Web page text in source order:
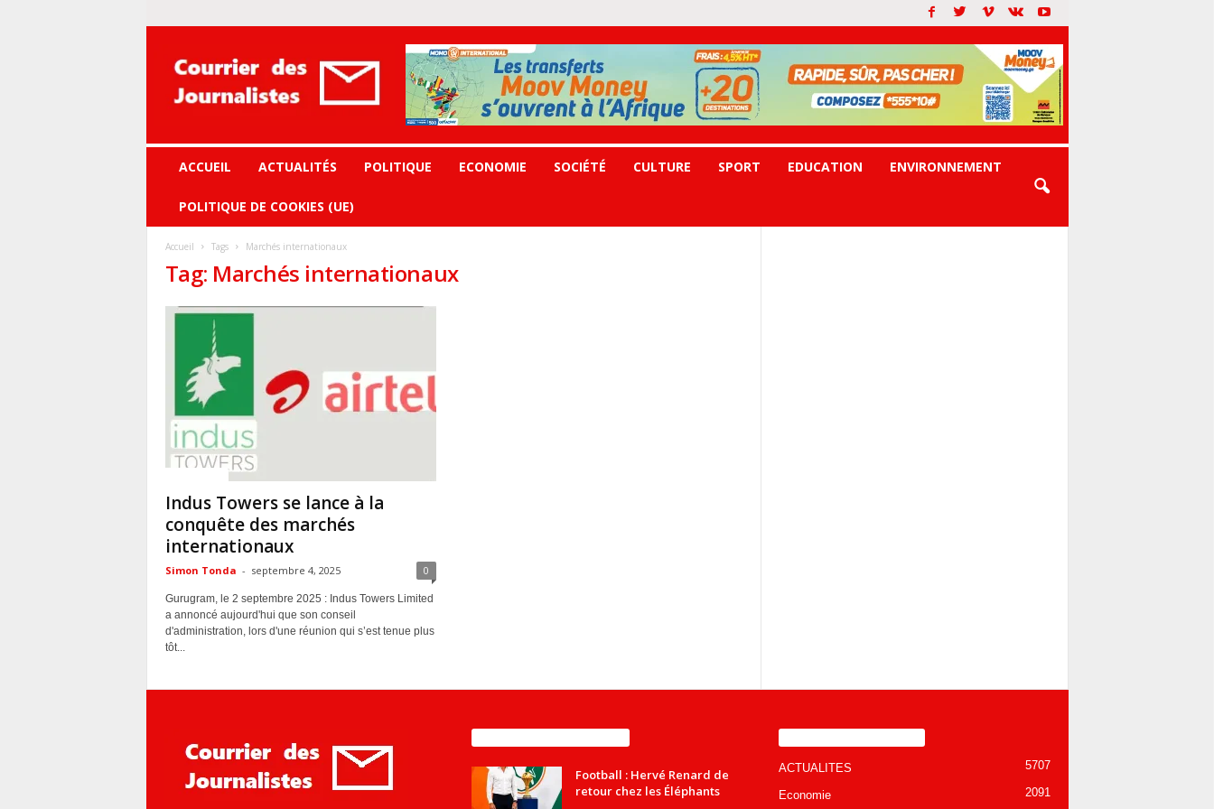
journalistes
ACCUEIL ACTUALITÉS POLITIQUE ECONOMIE SOCIÉTÉ CULTURE SPORT EDUCATION ENVIRONNEMENT
POLITIQUE DE COOKIES (UE)
Accueil Tags Marchés internationaux
Tag: Marchés internationaux
Indus Towers se lance à la
conquête des marchés
internationaux
Simon Tonda - septembre 4, 2025 0
Gurugram, le 2 septembre 2025 : Indus Towers Limited
a annoncé aujourd'hui que son conseil
d'administration, lors d'une réunion qui s’est tenue plus
tôt...
Football : Hervé Renard de
retour chez les Éléphants
ACTUALITES 5707
Economie 2091